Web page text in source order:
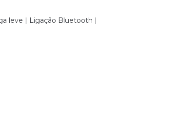
leve | Ligação Bluetooth |